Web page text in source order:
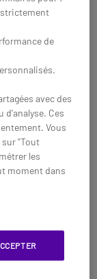
strictement
de
avec des
Ces
Vous
"Tout
les
moment dans